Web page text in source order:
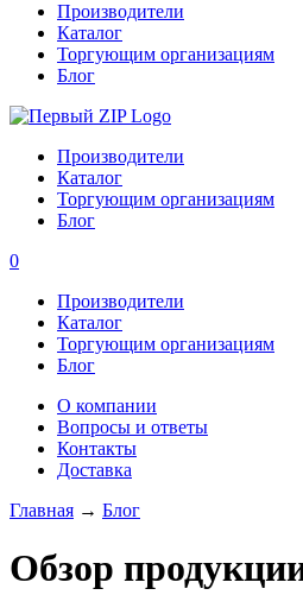
Производители
Каталог
Торгующим организациям
Блог
Производители
Каталог
Торгующим организациям
Блог
0
Производители
Каталог
Торгующим организациям
Блог
О компании
Вопросы и ответы
Контакты
Доставка
Главная → Блог
Обзор